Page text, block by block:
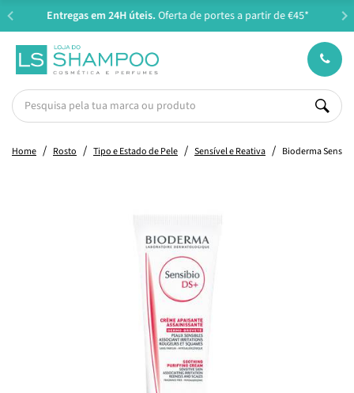
Entregas em 24H úteis. Oferta de portes a partir de €45*
Home Rosto Tipo e Estado de Pele Sensível e Reativa Bioderma